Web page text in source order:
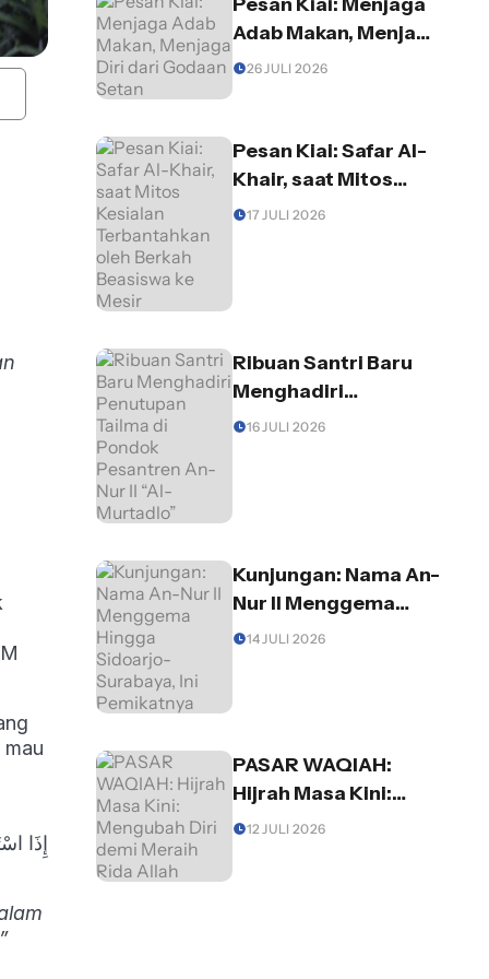
إِذَا
Adab Makan, Menjaga
Diri dari Godaan
Setan
26 JULI 2026
Pesan Kiai: Safar Al-
Khair, saat Mitos
Kesialan
17 JULI 2026
Ribuan Santri Baru
Menghadiri
Penutupan Tailma di
16 JULI 2026
Kunjungan: Nama An-
Nur II Menggema
Hingga Sidoarjo-
14 JULI 2026
PASAR WAQIAH:
Hijrah Masa Kini:
Mengubah Diri demi
12 JULI 2026